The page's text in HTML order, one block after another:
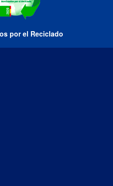
por el Reciclado